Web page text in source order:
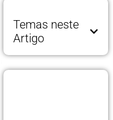
Temas neste
Artigo